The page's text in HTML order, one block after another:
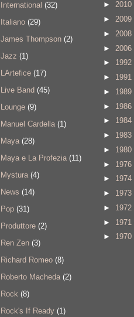
International (32)
Italiano (29)
James Thompson (2)
Jazz (1)
LArtefice (17)
Live Band (45)
Lounge (9)
Manuel Cardella (1)
Maya (28)
Maya e La Profezia (11)
Mystura (4)
News (14)
Pop (31)
Produttore (2)
Ren Zen (3)
Richard Romeo (8)
Roberto Macheda (2)
Rock (8)
Rock's If Ready (1)
► 2010
► 2009
► 2008
► 2006
► 1992
► 1991
► 1989
► 1986
► 1984
► 1983
► 1980
► 1976
► 1974
► 1973
► 1972
► 1971
► 1970